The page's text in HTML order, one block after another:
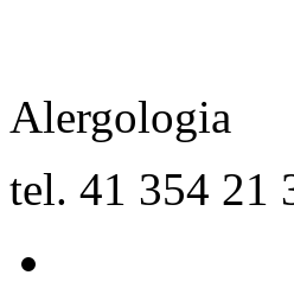
Alergologia
tel. 41 354 21